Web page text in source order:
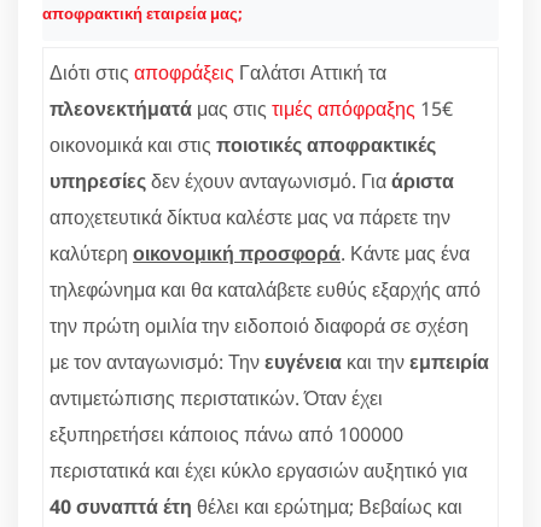
αποφρακτική εταιρεία μας;
Διότι στις αποφράξεις Γαλάτσι Αττική τα
πλεονεκτήματά μας στις τιμές απόφραξης 15€
οικονομικά και στις ποιοτικές αποφρακτικές
υπηρεσίεςδεν έχουν ανταγωνισμό. Γιαάριστα
αποχετευτικά δίκτυα καλέστε μας να πάρετε την
καλύτερη οικονομική προσφορά. Κάντε μας ένα
τηλεφώνημα και θα καταλάβετε ευθύς εξαρχής από
την πρώτη ομιλία την ειδοποιό διαφορά σε σχέση
με τον ανταγωνισμό: Τηνευγένεια και τηνεμπειρία
αντιμετώπισης περιστατικών. Όταν έχει
εξυπηρετήσει κάποιος πάνω από 100000
περιστατικά και έχει κύκλο εργασιών αυξητικό για
40 συναπτά έτη θέλει και ερώτημα; Βεβαίως και